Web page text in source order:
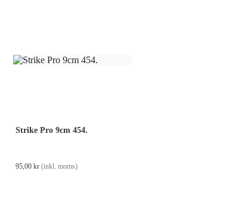
Strike Pro 9cm 454.
95,00 kr (inkl. moms)